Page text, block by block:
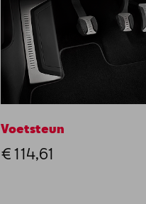
Voetsteun
€ 114,61